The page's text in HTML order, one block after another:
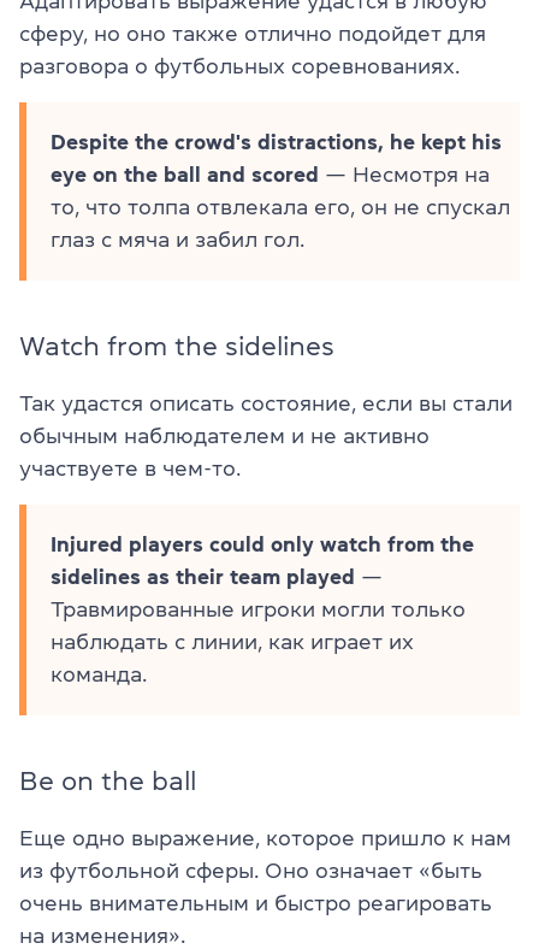
сферу, но оно также отлично подойдет для
разговора о футбольных соревнованиях.
Despite the crowd's distractions, he kept his
eye on the ball and scored — Несмотря на
то, что толпа отвлекала его, он не спускал
глаз с мяча и забил гол.
Watch from the sidelines
Так удастся описать состояние, если вы стали
обычным наблюдателем и не активно
участвуете в чем-то.
Injured players could only watch from the
sidelines as their team played —
Травмированные игроки могли только
наблюдать с линии, как играет их
команда.
Be on the ball
Еще одно выражение, которое пришло к нам
из футбольной сферы. Оно означает «быть
очень внимательным и быстро реагировать
на изменения».